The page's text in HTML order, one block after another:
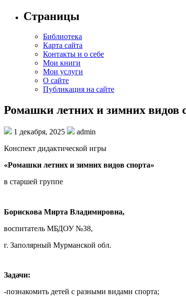
Страницы
Библиотека
Карта сайта
Контакты и о себе
Мои книги
Мои услуги
О сайте
Публикация на сайте
Ромашки летних и зимних видов
1 декабря, 2025
admin
Конспект дидактической игры
«Ромашки летних и зимних видов спорта»
в старшей группе
Борискова Мирта Владимировна,
воспитатель МБДОУ №38,
г. Заполярный Мурманской обл.
Задачи:
-познакомить детей с разными видами спорта;